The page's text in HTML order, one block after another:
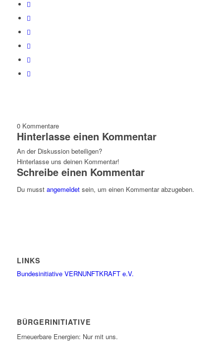
0 Kommentare
Hinterlasse einen Kommentar
An der Diskussion beteiligen?
Hinterlasse uns deinen Kommentar!
Schreibe einen Kommentar
Du musst angemeldetsein, um einen Kommentar abzugeben.
LINKS
Bundesinitiative VERNUNFTKRAFT e.V.
BÜRGERINITIATIVE
Erneuerbare Energien: Nur mit uns.